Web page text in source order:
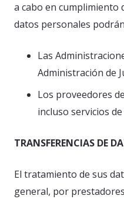
a cabo en cumplimiento
datos personales
Las
Administración de
Los proveedores
incluso servicios
TRANSFERENCIAS DE
El tratamiento de sus
general, por